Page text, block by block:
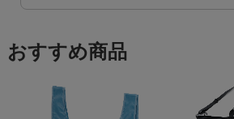
おすすめ商品